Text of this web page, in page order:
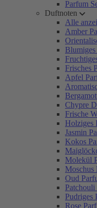
Parfum
Duftnoten
Alle
Amber
Blumiges
Frisches
Apfel
Chypre
Frische
Holziges
Jasmin
Kokos
Molekül
Moschus
Oud
Patchouli
Pudriges
Rose